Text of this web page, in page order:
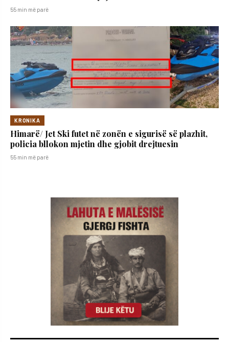
55 min më parë
KRONIKA
Himarë/ Jet Ski futet në zonën e sigurisë së plazhit,
policia bllokon mjetin dhe gjobit drejtuesin
55 min më parë